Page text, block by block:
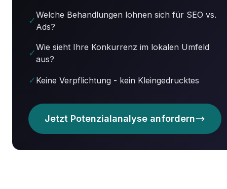
✓
Welche Behandlungen lohnen sich für SEO vs.
Ads?
✓
Wie sieht Ihre Konkurrenz im lokalen Umfeld
aus?
✓ Keine Verpflichtung - kein Kleingedrucktes
Jetzt Potenzialanalyse anfordern